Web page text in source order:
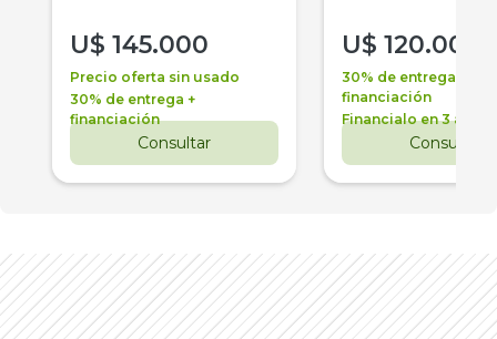
U$ 145.000
Precio oferta sin usado
30% de entrega +
financiación
Consultar
U$ 120.000
30% de entrega +
financiación
Financialo en 3 años
Consultar